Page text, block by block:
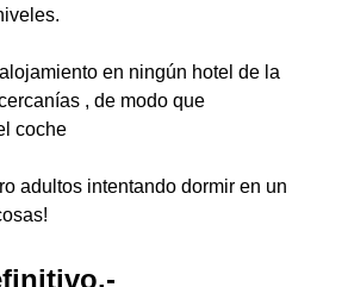
en ningún hotel de la
, de modo que
coche
adultos intentando dormir en un